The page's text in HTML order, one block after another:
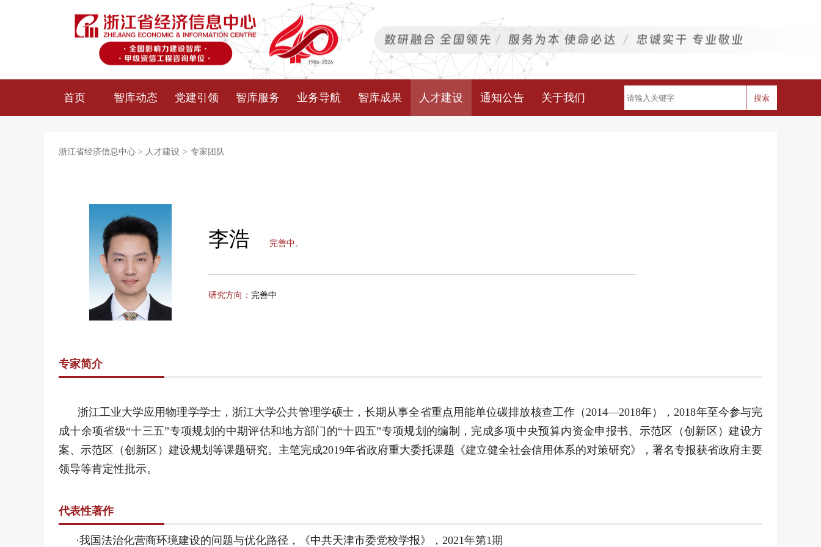
首页 智库动态 党建引领 智库服务 业务导航 智库成果 人才建设 通知公告 关于我们 搜索
浙江省经济信息中心 > 人才建设 > 专家团队
李浩 完善中。
研究方向： 完善中
专家简介
浙江工业大学应用物理学学士，浙江大学公共管理学硕士，长期从事全省重点用能单位碳排放核查工作（2014—2018年），2018年至今参与完
成十余项省级“十三五”专项规划的中期评估和地方部门的“十四五”专项规划的编制，完成多项中央预算内资金申报书、示范区（创新区）建设方
案、示范区（创新区）建设规划等课题研究。主笔完成2019年省政府重大委托课题《建立健全社会信用体系的对策研究》，署名专报获省政府主要
领导等肯定性批示。
代表性著作
·我国法治化营商环境建设的问题与优化路径，《中共天津市委党校学报》，2021年第1期